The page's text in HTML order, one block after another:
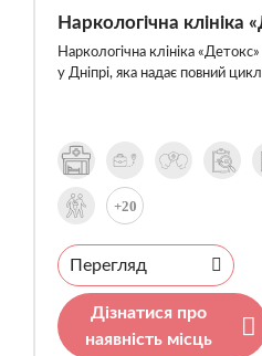
Наркологічна клініка
Наркологічна клініка
у Дніпрі, яка надає повний
+20
Перегляд
Дізнатися про
наявність місць